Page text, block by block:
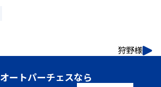
狩野様
オートパーチェスなら